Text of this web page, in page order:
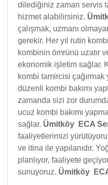
dilediğiniz zaman servis
hizmet alabilirsiniz.
çalışmak, uzmanı
gerekir. Her yıl rutin
kombinin ömrünü uzatır
ekonomik işletim sağlar.
kombi tamircisi çağırmak
düzenli kombi bakımı
zamanda sizi zor
ucuz kombi bakımı
sağlar. Ümitköy ECA
faaliyetlerimizi
ve itina ile yapılanıdır.
planlıyor, faaliyete
sunuyoruz. Ümitköy